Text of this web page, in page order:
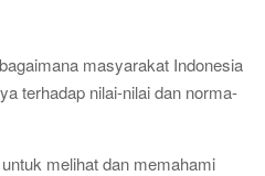
masyarakat Indonesia
terhadap nilai-nilai dan norma-
melihat dan memahami